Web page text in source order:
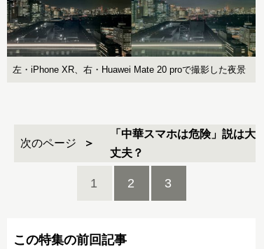
左・iPhone XR、右・Huawei Mate 20 proで撮影した夜景
次のページ
「中華スマホは危険」説は大
丈夫？
1 2 3
この特集の前回記事